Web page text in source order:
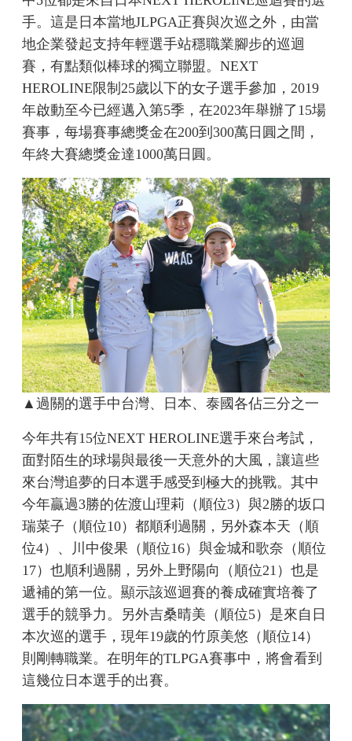
手。這是日本當地JLPGA正賽與次巡之外，由當
地企業發起支持年輕選手站穩職業腳步的巡迴
賽，有點類似棒球的獨立聯盟。NEXT
HEROLINE限制25歲以下的女子選手參加，2019
年啟動至今已經邁入第5季，在2023年舉辦了15場
賽事，每場賽事總獎金在200到300萬日圓之間，
年終大賽總獎金達1000萬日圓。
▲過關的選手中台灣、日本、泰國各佔三分之一
今年共有15位NEXT HEROLINE選手來台考試，
面對陌生的球場與最後一天意外的大風，讓這些
來台灣追夢的日本選手感受到極大的挑戰。其中
今年贏過3勝的佐渡山理莉（順位3）與2勝的坂口
瑞菜子（順位10）都順利過關，另外森本天（順
位4）、川中俊果（順位16）與金城和歌奈（順位
17）也順利過關，另外上野陽向（順位21）也是
遞補的第一位。顯示該巡迴賽的養成確實培養了
選手的競爭力。另外吉桑晴美（順位5）是來自日
本次巡的選手，現年19歲的竹原美悠（順位14）
則剛轉職業。在明年的TLPGA賽事中，將會看到
這幾位日本選手的出賽。